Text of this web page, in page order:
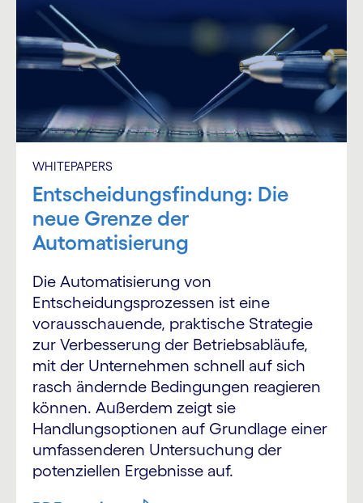
WHITEPAPERS
Entscheidungsfindung: Die
neue Grenze der
Automatisierung
Die Automatisierung von
Entscheidungsprozessen ist eine
vorausschauende, praktische Strategie
zur Verbesserung der Betriebsabläufe,
mit der Unternehmen schnell auf sich
rasch ändernde Bedingungen reagieren
können. Außerdem zeigt sie
Handlungsoptionen auf Grundlage einer
umfassenderen Untersuchung der
potenziellen Ergebnisse auf.